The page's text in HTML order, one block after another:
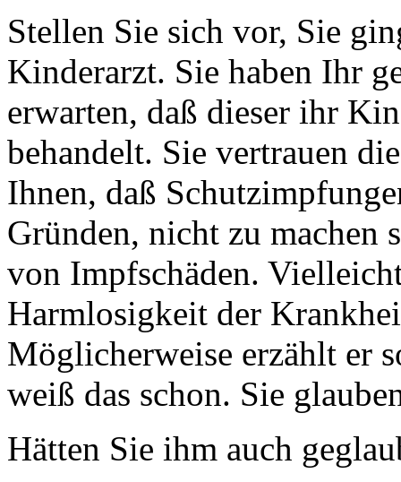
Stellen Sie sich vor, Sie
Kinderarzt. Sie haben Ihr
erwarten, daß dieser ihr
behandelt. Sie vertrauen
Ihnen, daß
Gründen, nicht zu machen
von Impfschäden.
Harmlosigkeit der
Möglicherweise erzählt er
weiß das schon. Sie
Hätten Sie ihm auch